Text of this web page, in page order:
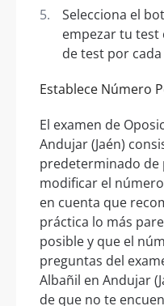
Selecciona el
empezar tu
de test por
Establece Número
El examen de
Andujar (Jaén)
predeterminado de
modificar el
en cuenta que
práctica lo más
posible y que el
preguntas del
Albañil en Andujar
de que no te